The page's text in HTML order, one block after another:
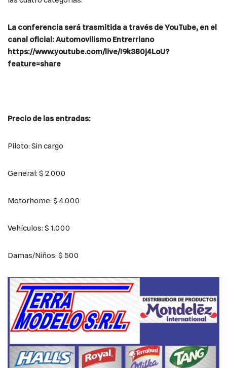
La conferencia será trasmitida a través de YouTube, en el
canal oficial: Automovilismo Entrerriano
https://www.youtube.com/live/I9k3B0j4LoU?
feature=share
Precio de las entradas:
Piloto: Sin cargo
General: $ 2.000
Motorhome: $ 4.000
Vehículos: $ 1.000
Damas/Niños: $ 500